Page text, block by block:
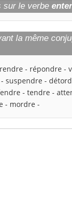
sur le verbe
la même
rendre - répondre -
- suspendre -
- tendre -
- mordre -